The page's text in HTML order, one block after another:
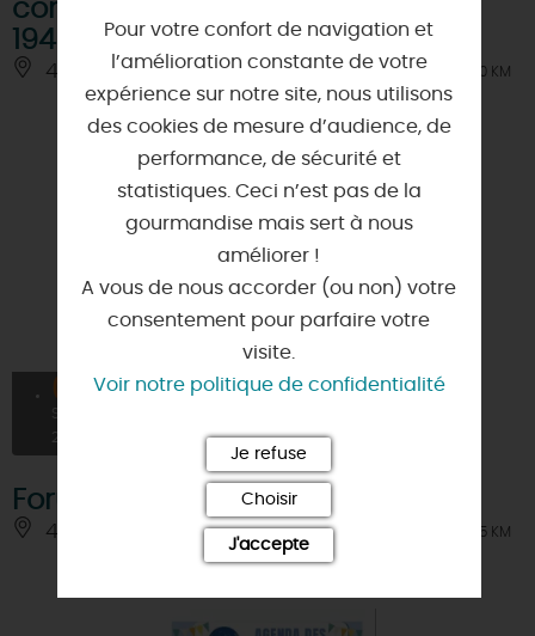
concentrationnaire nazi (1944-
1948)"
45300 - PITHIVIERS À 10 KM
05
SEPT
2026
Forum des associations
45480 - BAZOCHES-LES-GALLERANDES À 5.5 KM
Pour votre confort de navigation et
l’amélioration constante de votre
expérience sur notre site, nous utilisons
des cookies de mesure d’audience, de
performance, de sécurité et
statistiques. Ceci n’est pas de la
gourmandise mais sert à nous
améliorer !
A vous de nous accorder (ou non) votre
consentement pour parfaire votre
visite.
Voir notre politique de confidentialité
Je refuse
Choisir
J'accepte